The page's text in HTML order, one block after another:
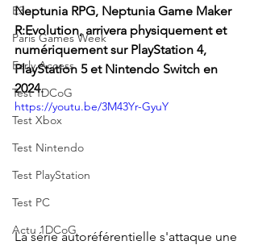
E3
Paris Games Week
Early Access
Test 1DCoG
Test Xbox
Test Nintendo
Test PlayStation
Test PC
Actu 1DCoG
Neptunia RPG, Neptunia Game Maker
R:Evolution, arrivera physiquement et
numériquement sur PlayStation 4,
PlayStation 5 et Nintendo Switch en
2024.
https://youtu.be/3M43Yr-GyuY
La série autoréférentielle s'attaque une